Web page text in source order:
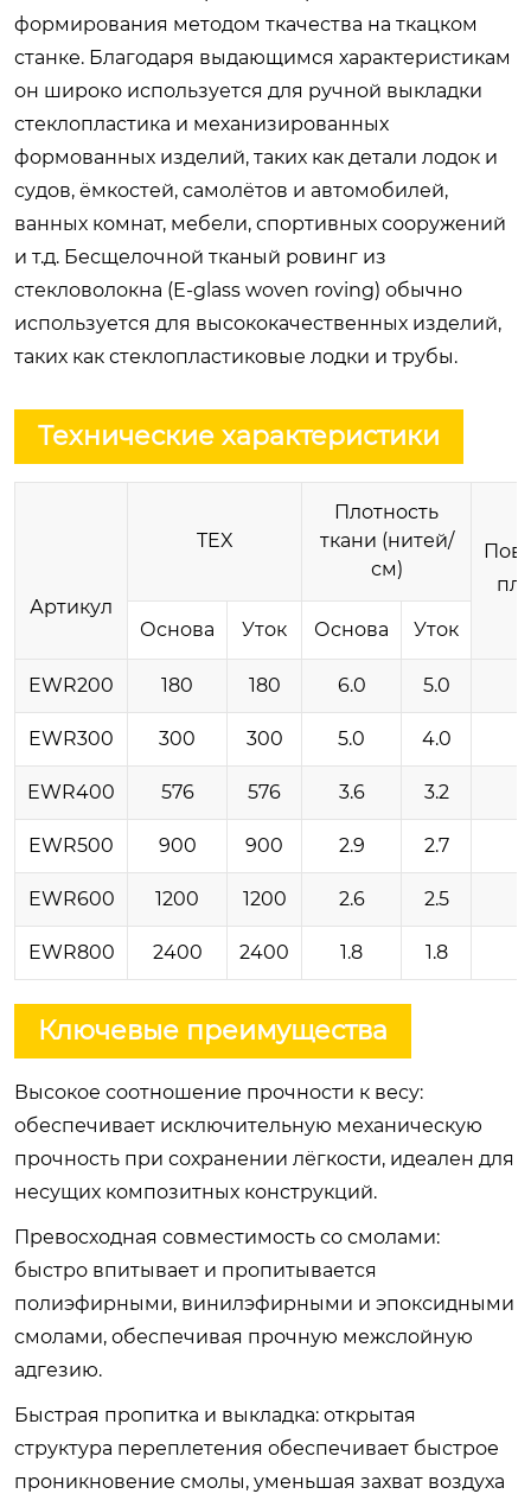
формирования методом ткачества на ткацком
станке. Благодаря выдающимся характеристикам
он широко используется для ручной выкладки
стеклопластика и механизированных
формованных изделий, таких как детали лодок и
судов, ёмкостей, самолётов и автомобилей,
ванных комнат, мебели, спортивных сооружений
и т.д. Бесщелочной тканый ровинг из
стекловолокна (E-glass woven roving) обычно
используется для высококачественных изделий,
таких как стеклопластиковые лодки и трубы.
Технические характеристики
Артикул
TEX
Плотность
ткани (нитей/
см)
Основа
Уток Основа Уток
EWR200 180 180 6.0 5.0
EWR300 300 300 5.0 4.0
EWR400 576 576 3.6 3.2
EWR500 900 900 2.9 2.7
EWR600 1200 1200 2.6 2.5
EWR800 2400 2400 1.8 1.8
Ключевые преимущества
Высокое соотношение прочности к весу:
обеспечивает исключительную механическую
прочность при сохранении лёгкости, идеален для
несущих композитных конструкций.
Превосходная совместимость со смолами:
быстро впитывает и пропитывается
полиэфирными, винилэфирными и эпоксидными
смолами, обеспечивая прочную межслойную
адгезию.
Быстрая пропитка и выкладка: открытая
структура переплетения обеспечивает быстрое
проникновение смолы, уменьшая захват воздуха